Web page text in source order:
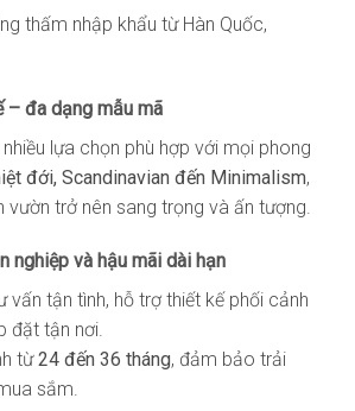
thấm nhập khẩu từ Hàn Quốc,
– đa dạng mẫu mã
lựa chọn phù hợp với mọi phong
đới, Scandinavian đến Minimalism,
vườn trở nên sang trọng và ấn tượng.
nghiệp và hậu mãi dài hạn
vấn tận tình, hỗ trợ thiết kế phối cảnh
đặt tận nơi.
từ24 đến 36 tháng, đảm bảo trải
sắm.